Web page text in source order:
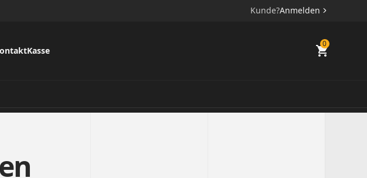
Kunde?Anmelden
Kasse
0